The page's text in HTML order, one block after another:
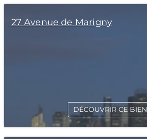
27 Avenue de Marigny
DÉCOUVRIR CE BIEN